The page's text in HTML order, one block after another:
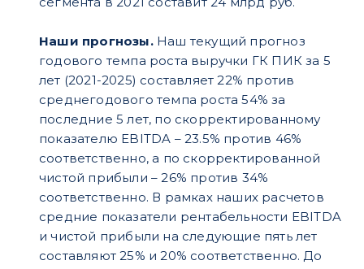
Наши прогнозы. Наш текущий прогноз
годового темпа роста выручки ГК ПИК за 5
лет (2021-2025) составляет 22% против
среднегодового темпа роста 54% за
последние 5 лет, по скорректированному
показателю EBITDA – 23.5% против 46%
соответственно, а по скорректированной
чистой прибыли – 26% против 34%
соответственно. В рамках наших расчетов
средние показатели рентабельности EBITDA
и чистой прибыли на следующие пять лет
составляют 25% и 20% соответственно. До